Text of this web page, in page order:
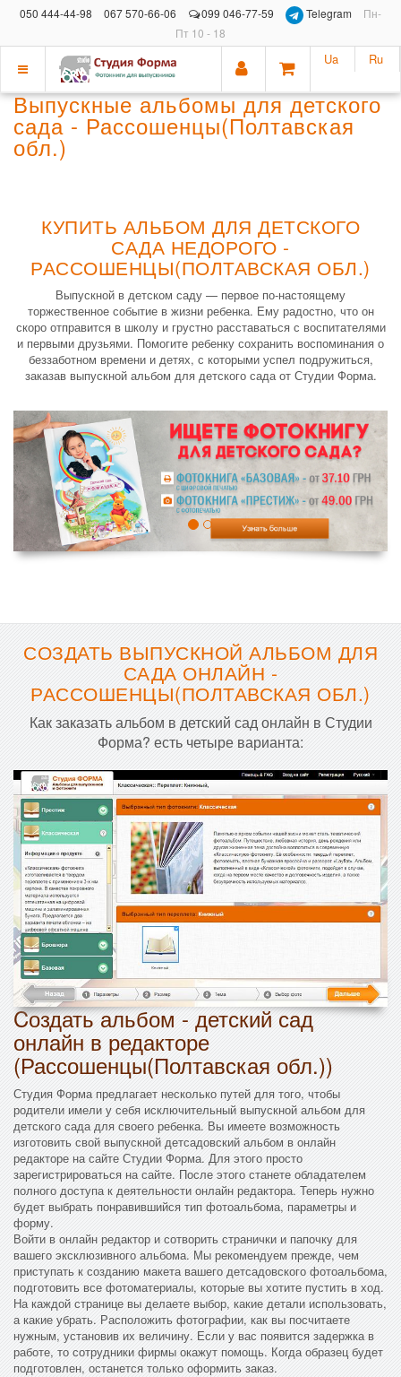
050 444-44-98 067 570-66-06 099 046-77-59 Telegram
Пн-
Пт 10 - 18
Показать
меню
Ua Ru
Выпускные альбомы для детского
сада - Рассошенцы(Полтавская
обл.)
КУПИТЬ АЛЬБОМ ДЛЯ ДЕТСКОГО
САДА НЕДОРОГО -
РАССОШЕНЦЫ(ПОЛТАВСКАЯ ОБЛ.)
Выпускной в детском саду — первое по-настоящему
торжественное событие в жизни ребенка. Ему радостно, что он
скоро отправится в школу и грустно расставаться с воспитателями
и первыми друзьями. Помогите ребенку сохранить воспоминания о
беззаботном времени и детях, с которыми успел подружиться,
заказав выпускной альбом для детского сада от Студии Форма.
СОЗДАТЬ ВЫПУСКНОЙ АЛЬБОМ ДЛЯ
САДА ОНЛАЙН -
РАССОШЕНЦЫ(ПОЛТАВСКАЯ ОБЛ.)
Как заказать альбом в детский сад онлайн в Студии
Форма? есть четыре варианта:
Cоздать альбом - детский сад
онлайн в редакторе
(Рассошенцы(Полтавская обл.))
Студия Форма предлагает несколько путей для того, чтобы
родители имели у себя исключительный выпускной альбом для
детского сада для своего ребенка. Вы имеете возможность
изготовить свой выпускной детсадовский альбом в онлайн
редакторе на сайте Студии Форма. Для этого просто
зарегистрироваться на сайте. После этого станете обладателем
полного доступа к деятельности онлайн редактора. Теперь нужно
будет выбрать понравившийся тип фотоальбома, параметры и
форму.
Войти в онлайн редактор и сотворить странички и папочку для
вашего эксклюзивного альбома. Мы рекомендуем прежде, чем
приступать к созданию макета вашего детсадовского фотоальбома,
подготовить все фотоматериалы, которые вы хотите пустить в ход.
На каждой странице вы делаете выбор, какие детали использовать,
а какие убрать. Расположить фотографии, как вы посчитаете
нужным, установив их величину. Если у вас появится задержка в
работе, то сотрудники фирмы окажут помощь. Когда образец будет
подготовлен, останется только оформить заказ.